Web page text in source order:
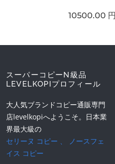
10500.00 円
スーパーコピーN級品
LEVELKOPIプロフィール
大人気ブランドコピー通販専門
店levelkopiへようこそ。日本業
界最大級の
セリーヌ コピー 、
ノースフェ
イス コピー